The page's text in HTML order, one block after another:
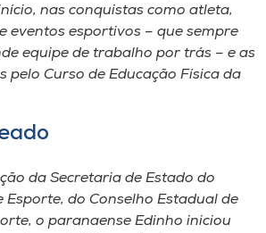
nas conquistas como atleta,
eventos esportivos – que sempre
equipe de trabalho por trás – e as
pelo Curso de Educação Física da
da Secretaria de Estado do
Esporte, do Conselho Estadual de
o paranaense Edinho iniciou